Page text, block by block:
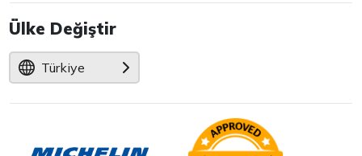
Ülke Değiştir
Türkiye